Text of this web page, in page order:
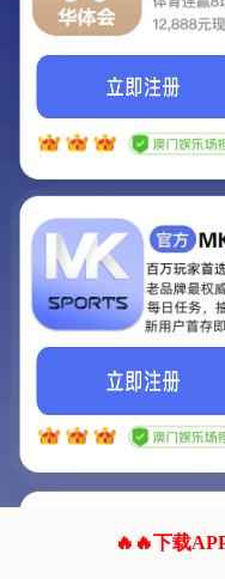
我们
我们
它将